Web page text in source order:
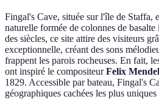
Fingal's Cave, située sur l'île de Staffa,
naturelle formée de colonnes de
des siècles, ce site attire des visiteurs
exceptionnelle, créant des sons
frappent les parois rocheuses. En fait,
ont inspiré le compositeurFelix
1829. Accessible par bateau, Fingal's
géographiques cachées les plus